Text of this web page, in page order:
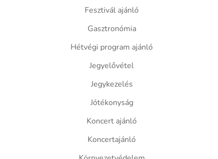
Fesztivál ajánló
Gasztronómia
Hétvégi program ajánló
Jegyelővétel
Jegykezelés
Jótékonyság
Koncert ajánló
Koncertajánló